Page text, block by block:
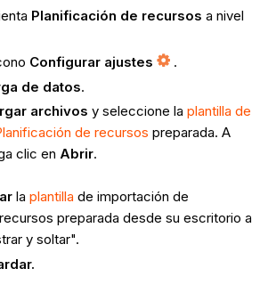
Planificación de recursos a nivel
Configurar ajustes
.
de datos.
archivos y seleccione la plantilla de
de recursos preparada. A
clic en Abrir.
la plantilla de importación de
preparada desde su escritorio a
y soltar".